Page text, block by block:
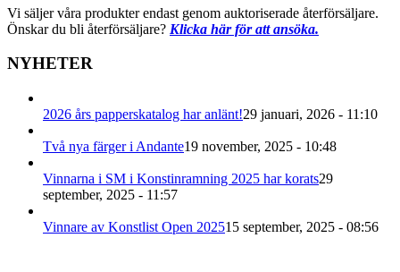
Vi säljer våra produkter endast genom auktoriserade återförsäljare.
Önskar du bli återförsäljare? Klicka här för att ansöka.
NYHETER
2026 års papperskatalog har anlänt!29 januari, 2026 - 11:10
Två nya färger i Andante19 november, 2025 - 10:48
Vinnarna i SM i Konstinramning 2025 har korats29
september, 2025 - 11:57
Vinnare av Konstlist Open 202515 september, 2025 - 08:56